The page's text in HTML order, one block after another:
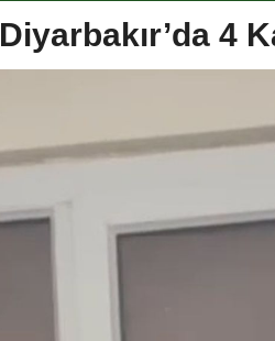
Diyarbakır’da 4
Galatasaray’dan bakın ne